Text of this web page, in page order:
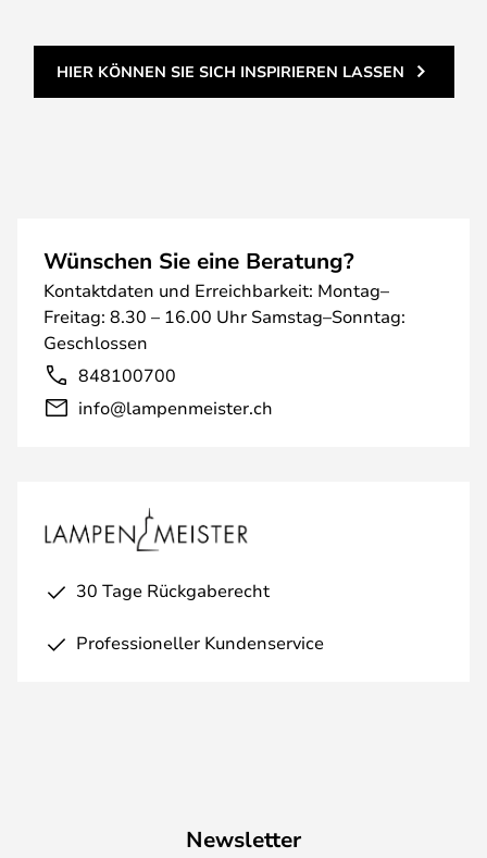
HIER KÖNNEN SIE SICH INSPIRIEREN LASSEN
Wünschen Sie eine Beratung?
Kontaktdaten und Erreichbarkeit: Montag–
Freitag: 8.30 – 16.00 Uhr Samstag–Sonntag:
Geschlossen
848100700
info@lampenmeister.ch
30 Tage Rückgaberecht
Professioneller Kundenservice
Newsletter